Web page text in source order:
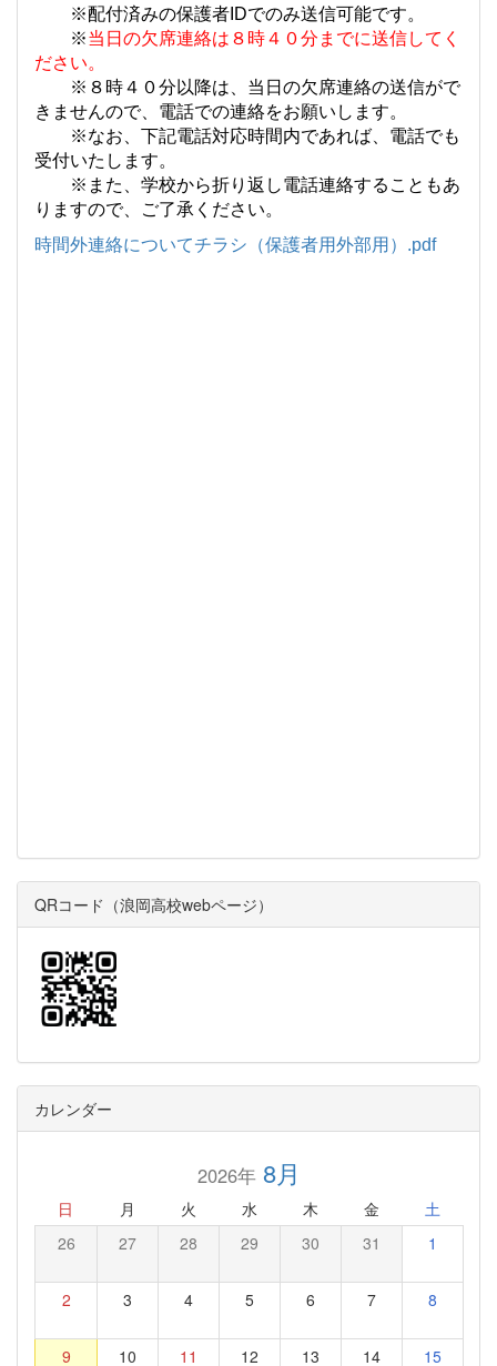
※配付済みの保護者IDでのみ送信可能です。
※当日の欠席連絡は８時４０分までに送信してく
ださい。
※８時４０分以降は、当日の欠席連絡の送信がで
きませんので、電話での連絡をお願いします。
※なお、下記電話対応時間内であれば、電話でも
受付いたします。
※また、学校から折り返し電話連絡することもあ
りますので、ご了承ください。
時間外連絡についてチラシ（保護者用外部用）.pdf
QRコード（浪岡高校webページ）
カレンダー
2026年8月
日 月 火 水 木 金 土
26 27 28 29 30 31 1
2 3 4 5 6 7 8
9 10 11 12 13 14 15